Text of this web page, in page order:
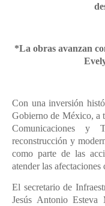
*La obras avanzan
Con una inversión
Gobierno de México, a
Comunicaciones y
reconstrucción y
como parte de las
atender las
El secretario de
Jesús Antonio Esteva